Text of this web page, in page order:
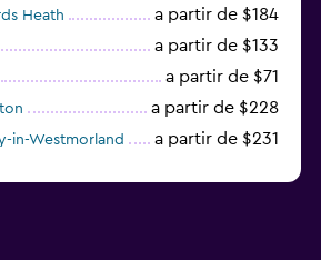
Heath a partir de $184
a partir de $133
a partir de $71
a partir de $228
in-Westmorland a partir de $231